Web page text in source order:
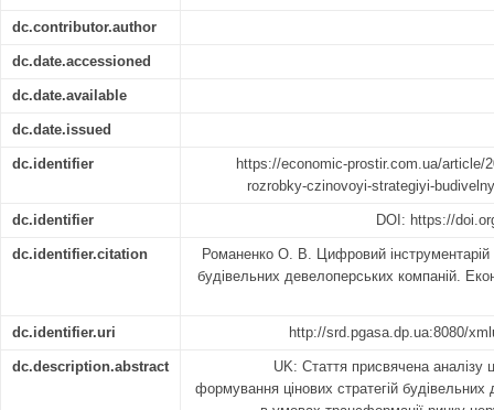
dc.contributor.author
dc.date.accessioned
dc.date.available
dc.date.issued
dc.identifier
https://economic-prostir.com.ua/article/
rozrobky-czinovoyi-strategiyi-
dc.identifier DOI: https://
dc.identifier.citation
Романенко О. В. Цифровий інструментарій
будівельних девелоперських компаній.
dc.identifier.uri http://srd.pgasa.dp.ua:8080/
dc.description.abstract
UK: Стаття присвячена аналізу
формування цінових стратегій будівельних